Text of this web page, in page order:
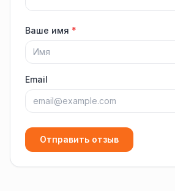
Ваше имя *
Email
Отправить отзыв